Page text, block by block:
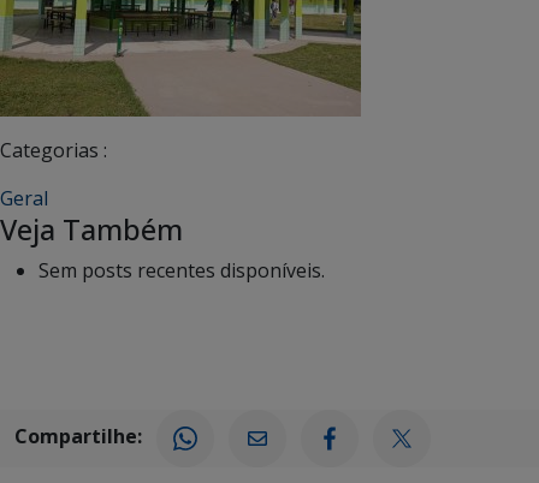
Categorias :
Geral
Veja Também
Sem posts recentes disponíveis.
Compartilhe: